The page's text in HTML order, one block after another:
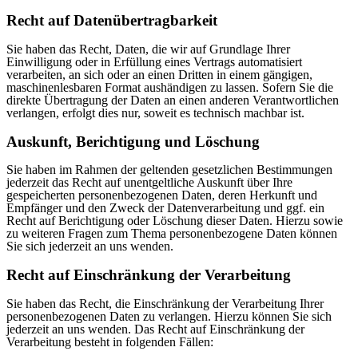
Recht auf Daten­übertrag­barkeit
Sie haben das Recht, Daten, die wir auf Grundlage Ihrer
Einwilligung oder in Erfüllung eines Vertrags automatisiert
verarbeiten, an sich oder an einen Dritten in einem gängigen,
maschinenlesbaren Format aushändigen zu lassen. Sofern Sie die
direkte Übertragung der Daten an einen anderen Verantwortlichen
verlangen, erfolgt dies nur, soweit es technisch machbar ist.
Auskunft, Berichtigung und Löschung
Sie haben im Rahmen der geltenden gesetzlichen Bestimmungen
jederzeit das Recht auf unentgeltliche Auskunft über Ihre
gespeicherten personenbezogenen Daten, deren Herkunft und
Empfänger und den Zweck der Datenverarbeitung und ggf. ein
Recht auf Berichtigung oder Löschung dieser Daten. Hierzu sowie
zu weiteren Fragen zum Thema personenbezogene Daten können
Sie sich jederzeit an uns wenden.
Recht auf Einschränkung der Verarbeitung
Sie haben das Recht, die Einschränkung der Verarbeitung Ihrer
personenbezogenen Daten zu verlangen. Hierzu können Sie sich
jederzeit an uns wenden. Das Recht auf Einschränkung der
Verarbeitung besteht in folgenden Fällen: